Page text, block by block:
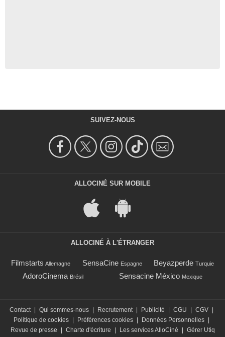
SUIVEZ-NOUS
ALLOCINÉ SUR MOBILE
ALLOCINÉ À L'ÉTRANGER
Filmstarts Allemagne SensaCine Espagne Beyazperde Turquie
AdoroCinema Brésil Sensacine México Mexique
Contact | Qui sommes-nous | Recrutement | Publicité | CGU | CGV |
Politique de cookies | Préférences cookies | Données Personnelles |
Revue de presse
| Charte d'écriture | Les services AlloCiné | Gérer Utiq